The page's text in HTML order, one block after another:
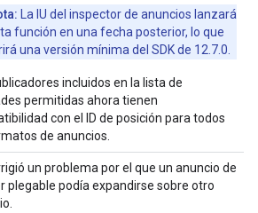
La IU del inspector de anuncios lanzará
función en una fecha posterior, lo que
una versión mínima del SDK de 12.7.0.
incluidos en la lista de
permitidas ahora tienen
con el ID de posición para todos
de anuncios.
un problema por el que un anuncio de
plegable podía expandirse sobre otro